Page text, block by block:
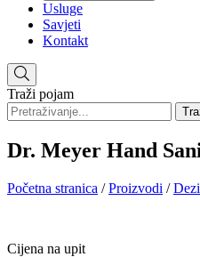
Usluge
Savjeti
Kontakt
Traži pojam
Dr. Meyer Hand
Početna stranica / Proizvodi /
Cijena na upit